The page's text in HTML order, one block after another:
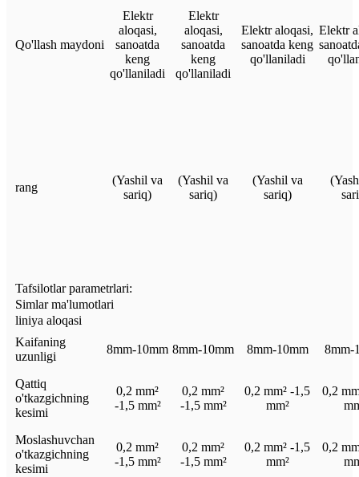
Qo'llash maydoni
Elektr
aloqasi,
sanoatda
keng
qo'llaniladi
Elektr
aloqasi,
sanoatda
keng
qo'llaniladi
Elektr aloqasi,
sanoatda keng
qo'llaniladi
Elektr
rang
(Yashil va
sariq)
(Yashil va
sariq)
(Yashil va
sariq)
Tafsilotlar parametrlari:
Simlar ma'lumotlari
liniya aloqasi
Kaifaning
uzunligi
8mm-10mm 8mm-10mm 8mm-10mm 8mm-
Qattiq
o'tkazgichning
kesimi
0,2 mm²
-1,5 mm²
0,2 mm²
-1,5 mm²
0,2 mm² -1,5
mm²
0,2
Moslashuvchan
o'tkazgichning
kesimi
0,2 mm²
-1,5 mm²
0,2 mm²
-1,5 mm²
0,2 mm² -1,5
mm²
0,2